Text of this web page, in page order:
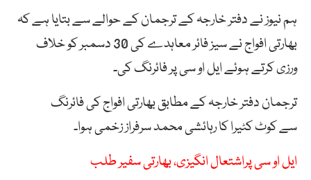
ہم نیوز نے دفتر خارجہ کے ترجمان کے حوالے سے بتایا ہے کہ
بھارتی افواج نے سیز فائر معاہدے کی 30 دسمبر کو خلاف
ورزی کرتے ہوئے ایل او سی پر فائرنگ کی۔
ترجمان دفتر خارجہ کے مطابق بھارتی افواج کی فائرنگ
سے کوٹ کٹیرا کا رہائشی محمد سرفراز زخمی ہوا۔
ایل او سی پراشتعال انگیزی، بھارتی سفیر طلب